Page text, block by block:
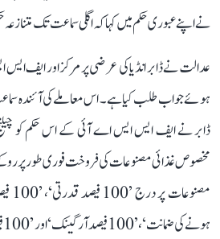
نے اپنے عبوری حکم میں کہا کہ اگلی سماعت تک
عدالت نے ڈابر انڈیا کی عرضی پر مرکز اور ایف
ڈابر نے ایف ایس ایس اے آئی کے اس حکم کو
مخصوص غذائی مصنوعات کی فروخت فوری طور پر روکنے